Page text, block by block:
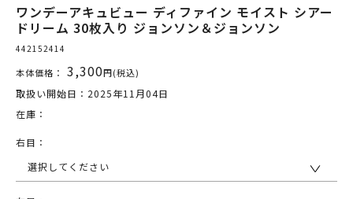
ワンデーアキュビュー ディファイン モイスト シアー
ドリーム 30枚入り ジョンソン＆ジョンソン
442152414
本体価格： 3,300円(税込)
取扱い開始日：2025年11月04日
在庫：
右目：
選択してください